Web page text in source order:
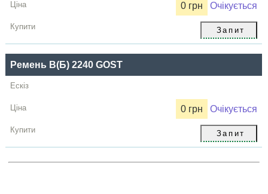
0 грн Очікується
Ремень B(Б) 2240 GOST
0 грн Очікується